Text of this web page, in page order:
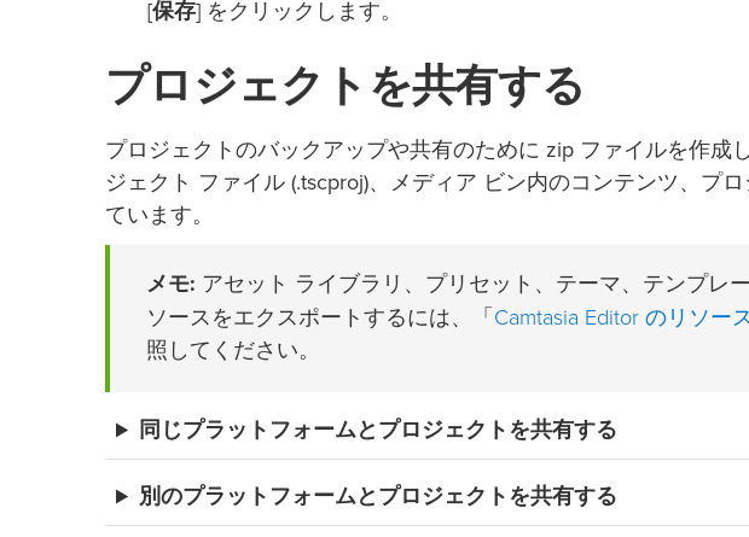
保存 ] をクリックします。
プロジェクトを共有する
プロジェクトのバックアップや共有のために zip ファイルを作成
ジェクト ファイル (.tscproj)、メディア ビン内のコンテンツ、プ
ています。
メモ: アセット ライブラリ、プリセット、テーマ、テンプレ
ソースをエクスポートするには、「 Camtasia Editor のリソー
照してください。
同じプラットフォームとプロジェクトを共有する
別のプラットフォームとプロジェクトを共有する